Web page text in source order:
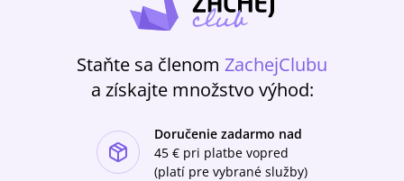
Staňte sa členom ZachejClubu
a získajte množstvo výhod:
Doručenie zadarmo nad
45 € pri platbe vopred
(platí pre vybrané služby)